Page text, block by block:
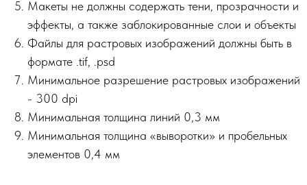
Макеты не должны содержать тени, прозрачности и
эффекты, а также заблокированные слои и объекты
Файлы для растровых изображений должны быть в
формате .tif, .psd
Минимальное разрешение растровых изображений
- 300 dpi
Минимальная толщина линий 0,3 мм
Минимальная толщина «выворотки» и пробельных
элементов 0,4 мм